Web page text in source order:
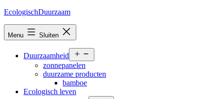
Ga
inhoud
EcologischDuurzaam
Menu Sluiten
Duurzaamheid
menu
zonnepanelen
duurzame producten
bamboe
Ecologisch leven